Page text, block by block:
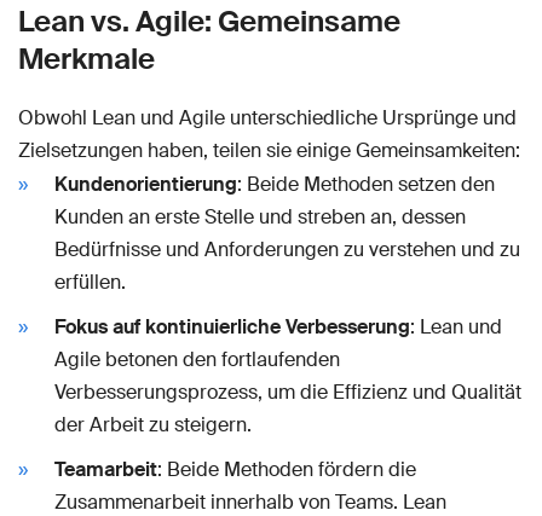
Lean vs. Agile: Gemeinsame
Merkmale
Obwohl Lean und Agile unterschiedliche Ursprünge und
Zielsetzungen haben, teilen sie einige Gemeinsamkeiten:
Kundenorientierung: Beide Methoden setzen den
Kunden an erste Stelle und streben an, dessen
Bedürfnisse und Anforderungen zu verstehen und zu
erfüllen.
Fokus auf kontinuierliche Verbesserung: Lean und
Agile betonen den fortlaufenden
Verbesserungsprozess, um die Effizienz und Qualität
der Arbeit zu steigern.
Teamarbeit: Beide Methoden fördern die
Zusammenarbeit innerhalb von Teams. Lean